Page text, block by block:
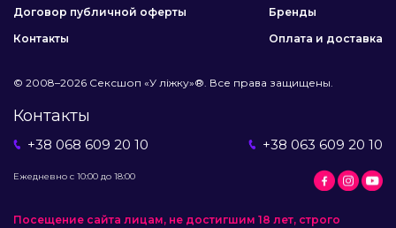
Договор публичной оферты
Контакты
Бренды
Оплата и доставка
© 2008–2026 Сексшоп «У ліжку»®. Все права защищены.
Контакты
+38 068 609 20 10 +38 063 609 20 10
Ежедневно с 10:00 до 18:00
Посещение сайта лицам, не достигшим 18 лет, строго